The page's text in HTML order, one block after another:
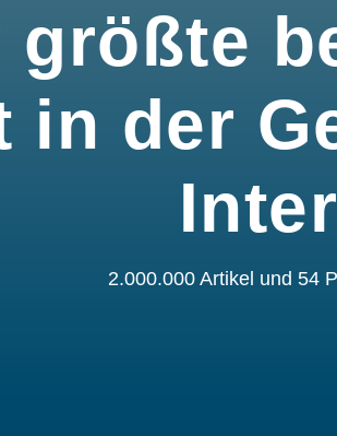
größte
in der
2.000.000 Artikel und 54